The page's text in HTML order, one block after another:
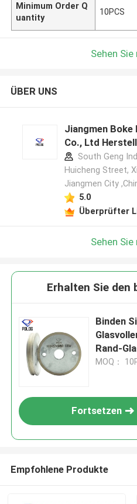
Wir rufen Sie
Minimum Order Q
uantity
10PCS
Sehen Sie
ÜBER UNS
Jiangmen
Co., Ltd
South Geng
Huicheng Street,
Jiangmen City
5.0
Überprüfter
Sehen Sie
Erhalten Sie den
Binden
Rand-
Wheel
MOQ：
Fortsetzen
Empfohlene Produkte